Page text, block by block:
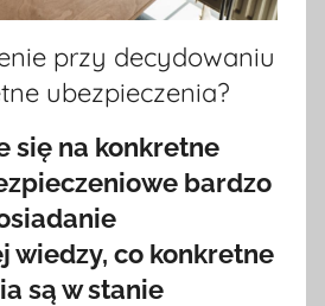
przy decydowaniu
ubezpieczenia?
się na konkretne
bardzo
wiedzy, co konkretne
są w stanie